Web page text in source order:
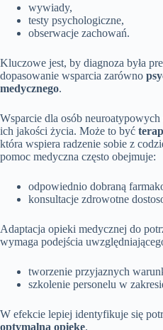
wywiady,
testy psychologiczne,
obserwacje zachowań.
Kluczowe jest, by diagnoza była
dopasowanie wsparcia zarówno
medycznego.
Wsparcie dla osób
ich jakości życia. Może to być
która wspiera radzenie sobie z
pomoc medyczna często obejmuje:
odpowiednio dobraną
konsultacje zdrowotne
Adaptacja opieki medycznej do
wymaga podejścia
tworzenie przyjaznych
szkolenie personelu w
W efekcie lepiej identyfikuje się
optymalną opiekę.